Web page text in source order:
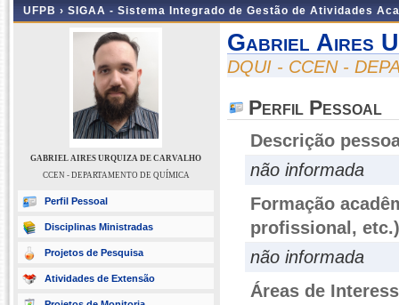
UFPB › SIGAA - Sistema Integrado de Gestão de Atividades
GABRIEL AIRES URQUIZA DE CARVALHO
CCEN - DEPARTAMENTO DE QUÍMICA
Perfil Pessoal
Disciplinas Ministradas
Projetos de Pesquisa
Atividades de Extensão
Gabriel Aires
DQUI - CCEN -
Perfil Pessoal
Descrição
não informada
Formação
profissional, etc.)
não informada
Áreas de